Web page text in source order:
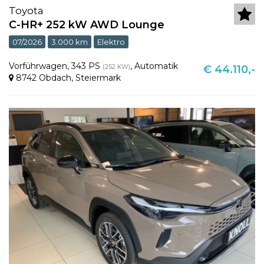
Toyota
C-HR+ 252 kW AWD Lounge
07/2026 3.000 km Elektro
Vorführwagen,343 PS (252 KW), Automatik
8742 Obdach, Steiermark
€ 44.110,-